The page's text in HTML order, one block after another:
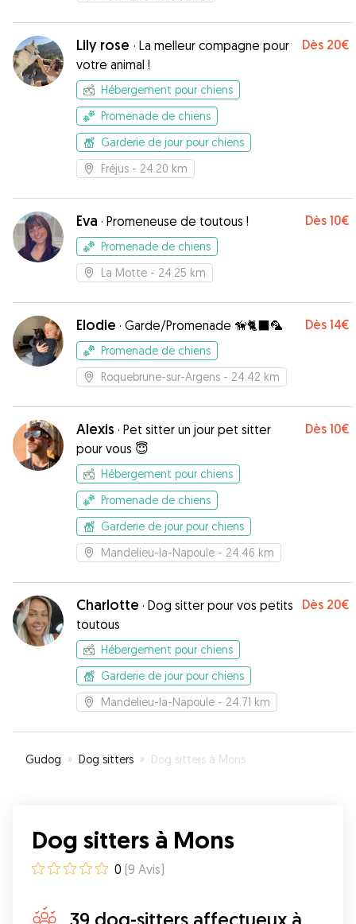
Lily rose · La melleur compagne pour
votre animal !
Dès 20€
Hébergement pour chiens
Promenade de chiens
Garderie de jour pour chiens
Fréjus - 24.20 km
Eva · Promeneuse de toutous ! Dès 10€
Promenade de chiens
La Motte - 24.25 km
Elodie · Garde/Promenade 🦮🐈‍⬛🦜 Dès 14€
Promenade de chiens
Roquebrune-sur-Argens - 24.42 km
Alexis · Pet sitter un jour pet sitter
pour vous 😇
Dès 10€
Hébergement pour chiens
Promenade de chiens
Garderie de jour pour chiens
Mandelieu-la-Napoule - 24.46 km
Charlotte · Dog sitter pour vos petits
toutous
Dès 20€
Hébergement pour chiens
Garderie de jour pour chiens
Mandelieu-la-Napoule - 24.71 km
Gudog » Dog sitters » Dog sitters à Mons
Dog sitters à Mons
0 (9 Avis)
39 dog-sitters affectueux à